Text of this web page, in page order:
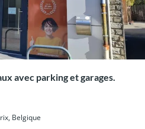
avec parking et garages.
Belgique